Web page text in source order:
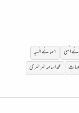
الٰہی
اسمائے الٰہیہ
محمد اسامہ سَرسَری